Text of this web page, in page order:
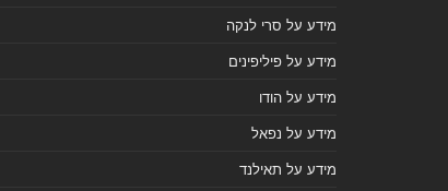
מידע על סרי לנקה
מידע על פיליפינים
מידע על הודו
מידע על נפאל
מידע על תאילנד